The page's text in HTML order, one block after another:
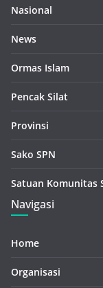
Nasional
News
Ormas Islam
Pencak Silat
Provinsi
Sako SPN
Satuan Komunitas
Navigasi
Home
Organisasi